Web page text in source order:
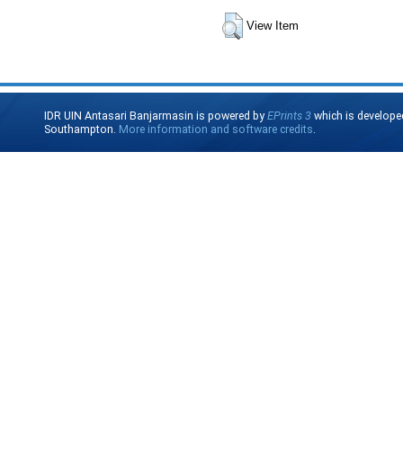
View Item
IDR UIN Antasari Banjarmasin is powered byEPrints 3 which is
Southampton. More information and software credits.